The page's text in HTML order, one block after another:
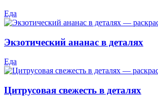
Еда
Экзотический ананас в деталях
Еда
Цитрусовая свежесть в деталях